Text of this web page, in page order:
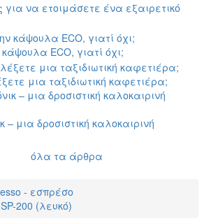
για να ετοιμάσετε ένα εξαιρετικό
ECO, γιατί όχι;
μια ταξιδιωτική καφετιέρα;
– μια δροσιστική καλοκαιρινή
όλα τα άρθρα
- εσπρέσο
200 (λευκό)